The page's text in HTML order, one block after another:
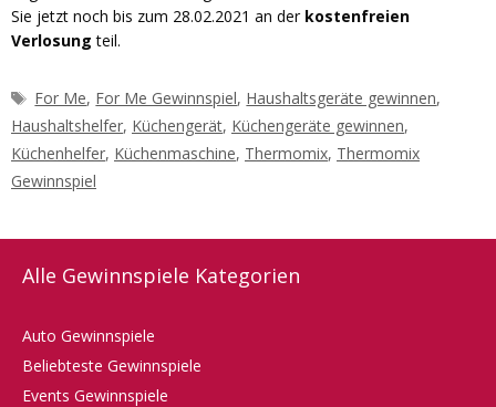
Sie jetzt noch bis zum 28.02.2021 an der kostenfreien
Verlosung teil.
Schlagwörter
For Me, For Me Gewinnspiel, Haushaltsgeräte gewinnen,
Haushaltshelfer, Küchengerät, Küchengeräte gewinnen,
Küchenhelfer, Küchenmaschine, Thermomix, Thermomix
Gewinnspiel
Alle Gewinnspiele Kategorien
Auto Gewinnspiele
Beliebteste Gewinnspiele
Events Gewinnspiele